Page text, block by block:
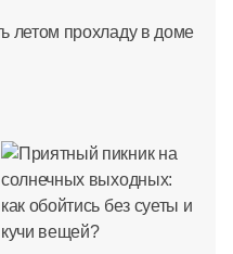
летом прохладу в доме